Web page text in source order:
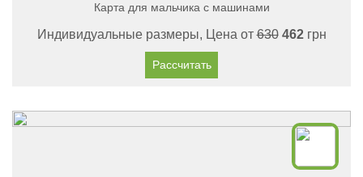
Карта для мальчика с машинами
Индивидуальные размеры, Цена от630 462грн
Рассчитать